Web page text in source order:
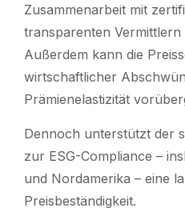
Zusammenarbeit mit
transparenten Vermittlern
Außerdem kann die
wirtschaftlicher
Prämienelastizität
Dennoch unterstützt der
zur ESG-Compliance –
und Nordamerika – eine
Preisbeständigkeit.